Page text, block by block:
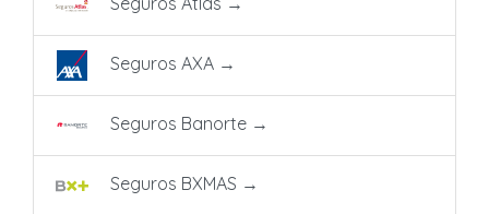
Seguros AXA →
Seguros Banorte →
Seguros BXMAS →